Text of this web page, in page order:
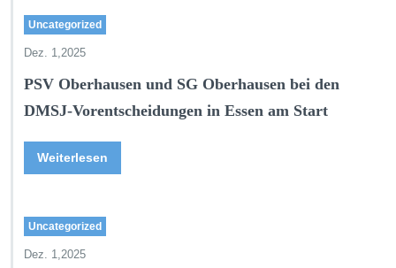
Uncategorized
Dez. 1,2025
PSV Oberhausen und SG Oberhausen bei den
DMSJ-Vorentscheidungen in Essen am Start
Weiterlesen
Uncategorized
Dez. 1,2025